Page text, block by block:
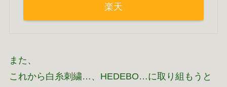
楽天
また、
これから白糸刺繍…、HEDEBO…に取り組もうと